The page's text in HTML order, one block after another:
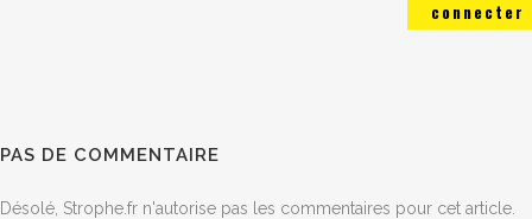
connecter
PAS DE COMMENTAIRE
Désolé, Strophe.fr n'autorise pas les commentaires pour cet article.